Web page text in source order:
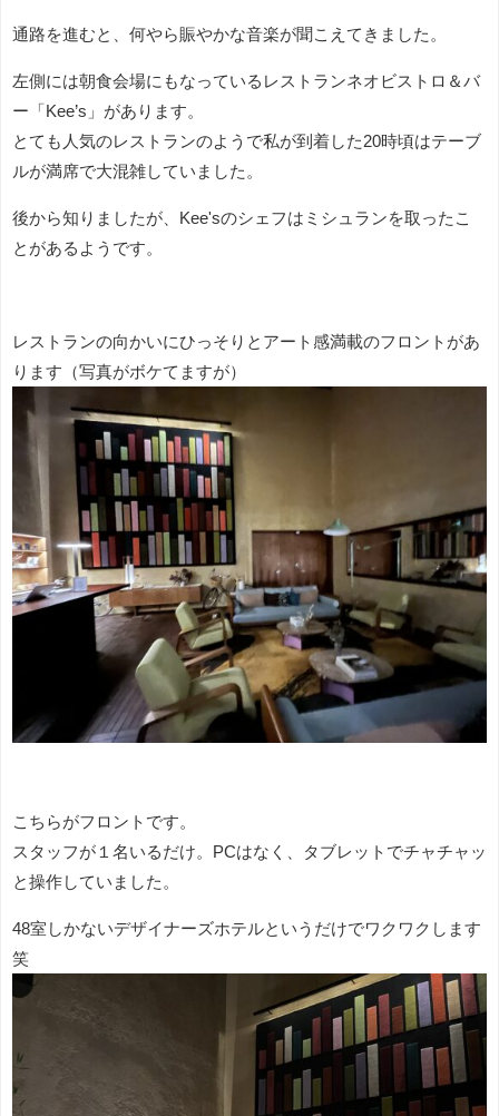
通路を進むと、何やら賑やかな音楽が聞こえてきました。
左側には朝食会場にもなっているレストランネオビストロ＆バ
ー「Kee’s」があります。
とても人気のレストランのようで私が到着した20時頃はテーブ
ルが満席で大混雑していました。
後から知りましたが、Kee'sのシェフはミシュランを取ったこ
とがあるようです。
レストランの向かいにひっそりとアート感満載のフロントがあ
ります（写真がボケてますが）
こちらがフロントです。
スタッフが１名いるだけ。PCはなく、タブレットでチャチャッ
と操作していました。
48室しかないデザイナーズホテルというだけでワクワクします
笑